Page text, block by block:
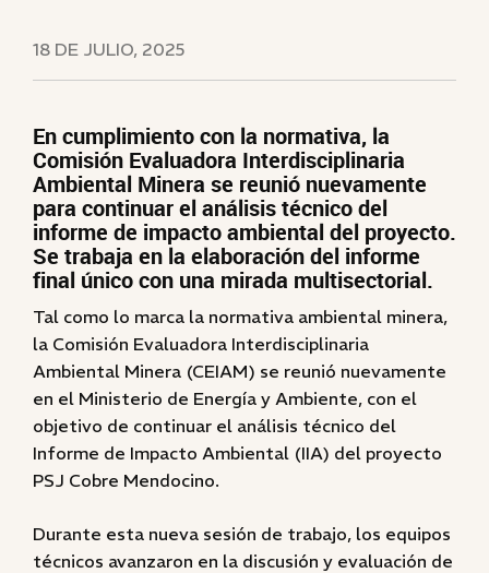
18 DE JULIO, 2025
En cumplimiento con la normativa, la
Comisión Evaluadora Interdisciplinaria
Ambiental Minera se reunió nuevamente
para continuar el análisis técnico del
informe de impacto ambiental del proyecto.
Se trabaja en la elaboración del informe
final único con una mirada multisectorial.
Tal como lo marca la normativa ambiental minera,
la Comisión Evaluadora Interdisciplinaria
Ambiental Minera (CEIAM) se reunió nuevamente
en el Ministerio de Energía y Ambiente, con el
objetivo de continuar el análisis técnico del
Informe de Impacto Ambiental (IIA) del proyecto
PSJ Cobre Mendocino.
Durante esta nueva sesión de trabajo, los equipos
técnicos avanzaron en la discusión y evaluación de